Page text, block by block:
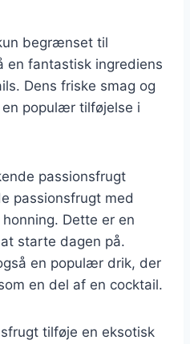
begrænset til
en fantastisk ingrediens
Dens friske smag og
populær tilføjelse i
passionsfrugt
passionsfrugt med
Dette er en
starte dagen på.
en populær drik, der
en del af en cocktail.
tilføje en eksotisk